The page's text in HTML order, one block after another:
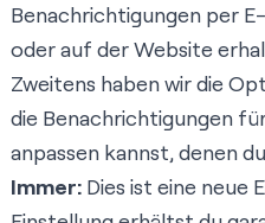
Benachrichtigungen per
oder auf der Website
Zweitens haben wir die
die Benachrichtigungen
anpassen kannst, denen
Immer: Dies ist eine neue